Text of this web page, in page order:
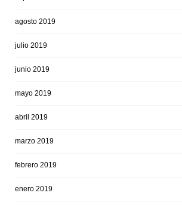
agosto 2019
julio 2019
junio 2019
mayo 2019
abril 2019
marzo 2019
febrero 2019
enero 2019